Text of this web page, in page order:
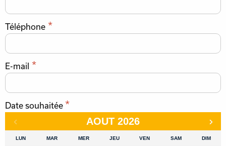
Téléphone *
E-mail *
Date souhaitée *
AOUT 2026
LUN MAR MER JEU VEN SAM DIM